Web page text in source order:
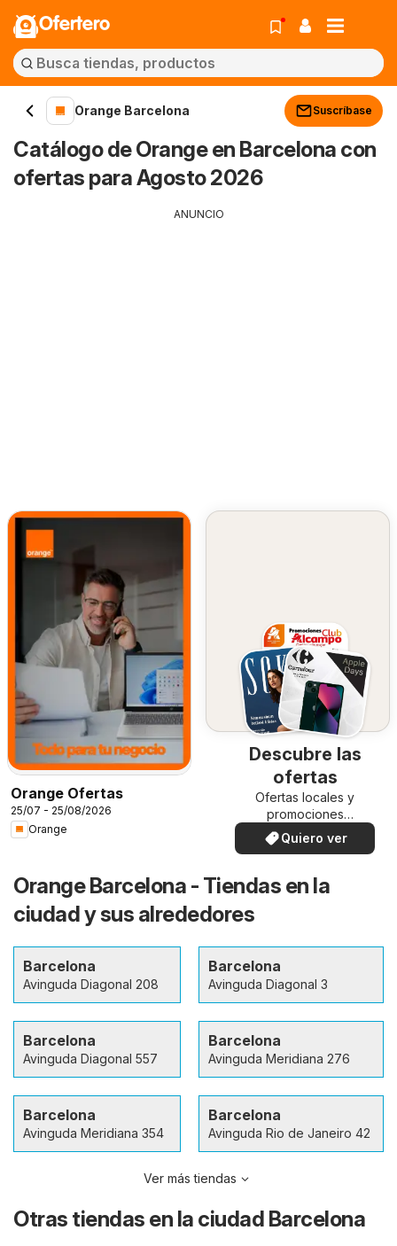
Ofertero
Orange Barcelona Suscríbase
Catálogo de Orange en Barcelona con
ofertas para Agosto 2026
ANUNCIO
Orange Ofertas
25/07 - 25/08/2026
Orange
Descubre las
ofertas
Ofertas locales y
promociones
especiales.
Quiero ver
Orange Barcelona - Tiendas en la
ciudad y sus alrededores
Barcelona
Avinguda Diagonal 208
Barcelona
Avinguda Diagonal 3
Barcelona
Avinguda Diagonal 557
Barcelona
Avinguda Meridiana 276
Barcelona
Avinguda Meridiana 354
Barcelona
Avinguda Rio de Janeiro 42
Ver más tiendas
Otras tiendas en la ciudad Barcelona